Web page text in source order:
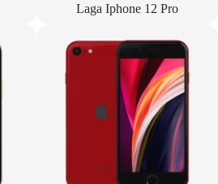
Laga Iphone 12 Pro